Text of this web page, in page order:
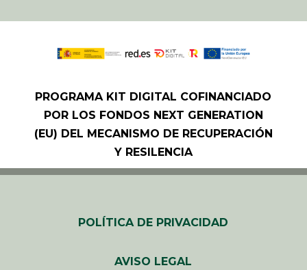
PROGRAMA KIT DIGITAL COFINANCIADO
POR LOS FONDOS NEXT GENERATION
(EU) DEL MECANISMO DE RECUPERACIÓN
Y RESILENCIA
POLÍTICA DE PRIVACIDAD
AVISO LEGAL